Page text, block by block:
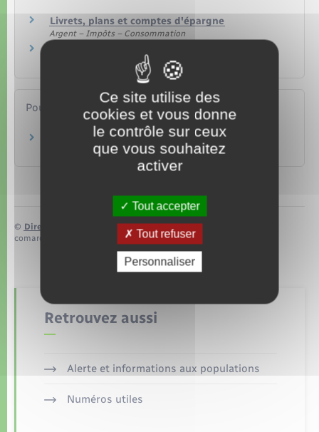
Livrets, plans et comptes d'épargne
Argent – Impôts – Consommation
Argent – Impôts – Consommation
Pour en savoir plus
Compte à terme
Autorité de contrôle prudentiel et de résolution (ACPR)
© Direction de l’information légale et administrative
comarquage developpé par baseo.io
Retrouvez aussi
Alerte et informations aux populations
Numéros utiles
Ce site utilise des
cookies et vous donne
le contrôle sur ceux
que vous souhaitez
activer
Tout accepter
Tout refuser
Personnaliser